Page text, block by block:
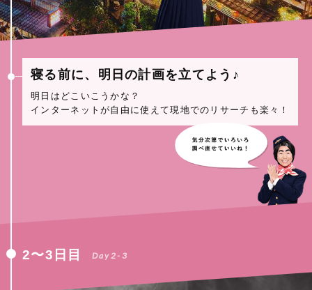
寝る前に、明日の計画を立てよう♪
明日はどこいこうかな？
インターネットが自由に使えて現地でのリサーチも楽々！
2〜3日目 Day2-3